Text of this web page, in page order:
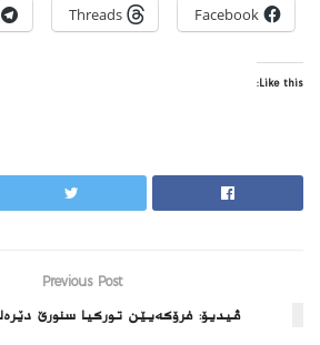
Facebook
Threads
Like this:
Previous Post
ڤیدیۆ: فرۆکەیێن تورکیا سنورێ